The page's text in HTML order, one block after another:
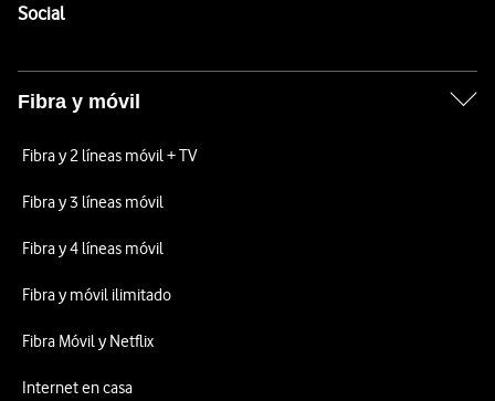
SocialEnlaces a las redes sociales de Vodafone
Fibra y móvil
Fibra y 2 líneas móvil + TV
Fibra y 3 líneas móvil
Fibra y 4 líneas móvil
Fibra y móvil ilimitado
Fibra Móvil y Netflix
Internet en casa